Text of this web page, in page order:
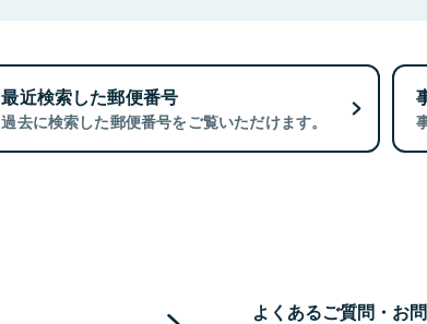
最近検索した郵便番号
過去に検索した郵便番号をご覧いただけます。
よくあるご質問・お